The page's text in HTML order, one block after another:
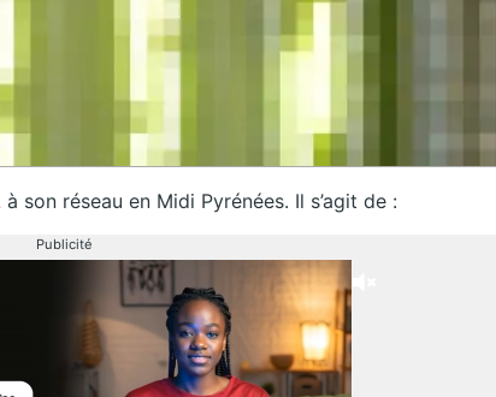
à son réseau en Midi Pyrénées. Il s’agit de :
Publicité